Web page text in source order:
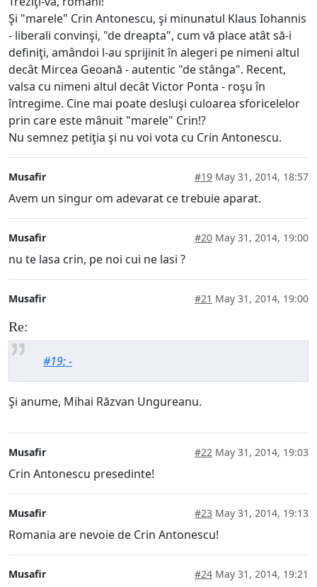
Şi "marele" Crin Antonescu, şi minunatul Klaus Iohannis
- liberali convinşi, "de dreapta", cum vă place atât să-i
definiţi, amândoi l-au sprijinit în alegeri pe nimeni altul
decât Mircea Geoană - autentic "de stânga". Recent,
valsa cu nimeni altul decât Victor Ponta - roşu în
întregime. Cine mai poate desluşi culoarea sforicelelor
prin care este mânuit "marele" Crin!?
Nu semnez petiţia şi nu voi vota cu Crin Antonescu.
Musafir #19 May 31, 2014, 18:57
Avem un singur om adevarat ce trebuie aparat.
Musafir #20 May 31, 2014, 19:00
nu te lasa crin, pe noi cui ne lasi ?
Musafir #21 May 31, 2014, 19:00
Re:
#19: -
Şi anume, Mihai Răzvan Ungureanu.
Musafir #22 May 31, 2014, 19:03
Crin Antonescu presedinte!
Musafir #23 May 31, 2014, 19:13
Romania are nevoie de Crin Antonescu!
Musafir #24 May 31, 2014, 19:21